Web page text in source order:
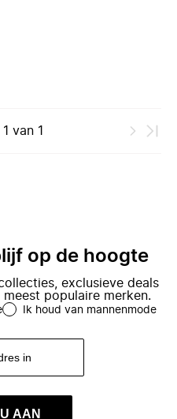
1 van 1
op de hoogte
exclusieve deals
populaire merken.
Ik houd van mannenmode
AAN